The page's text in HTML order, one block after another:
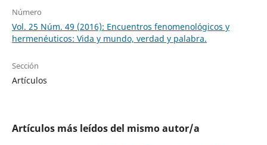
Número
Vol. 25 Núm. 49 (2016): Encuentros fenomenológicos y
hermenéuticos: Vida y mundo, verdad y palabra.
Sección
Artículos
Artículos más leídos del mismo autor/a